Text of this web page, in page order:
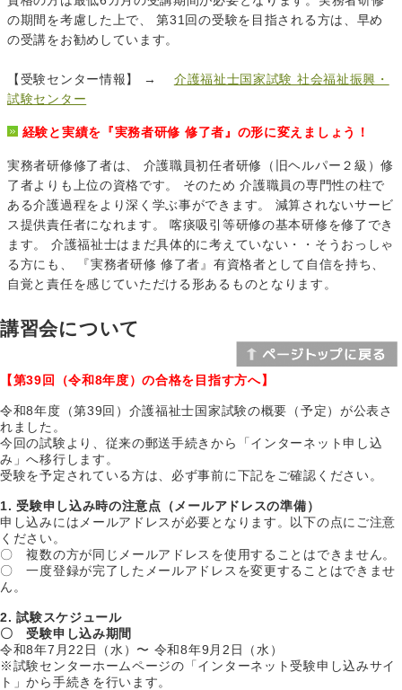
の期間を考慮した上で、 第31回の受験を目指される方は、早め
の受講をお勧めしています。
【受験センター情報】 → 介護福祉士国家試験 社会福祉振興・
試験センター
経験と実績を『実務者研修 修了者』の形に変えましょう！
実務者研修修了者は、 介護職員初任者研修（旧ヘルパー２級）修
了者よりも上位の資格です。 そのため 介護職員の専門性の柱で
ある介護過程をより深く学ぶ事ができます。 減算されないサービ
ス提供責任者になれます。 喀痰吸引等研修の基本研修を修了でき
ます。 介護福祉士はまだ具体的に考えていない・・そうおっしゃ
る方にも、 『実務者研修 修了者』有資格者として自信を持ち、
自覚と責任を感じていただける形あるものとなります。
講習会について
【第39回（令和8年度）の合格を目指す方へ】
令和8年度（第39回）介護福祉士国家試験の概要（予定）が公表さ
れました。
今回の試験より、従来の郵送手続きから「インターネット申し込
み」へ移行します。
受験を予定されている方は、必ず事前に下記をご確認ください。
1. 受験申し込み時の注意点（メールアドレスの準備）
申し込みにはメールアドレスが必要となります。以下の点にご注意
ください。
〇 複数の方が同じメールアドレスを使用することはできません。
〇 一度登録が完了したメールアドレスを変更することはできませ
ん。
2. 試験スケジュール
〇 受験申し込み期間
令和8年7月22日（水）〜 令和8年9月2日（水）
※試験センターホームページの「インターネット受験申し込みサイ
ト」から手続きを行います。